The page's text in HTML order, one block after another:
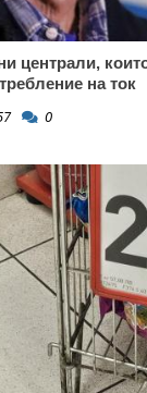
централи,
на ток
0